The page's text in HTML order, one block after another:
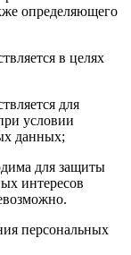
определяющего
в целях
для
условии
данных;
для защиты
интересов
персональных